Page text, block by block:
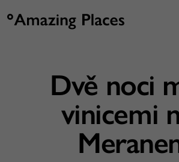
Dvě noci
vinicemi